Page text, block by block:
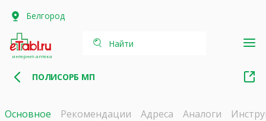
Белгород
интернет-аптека
Найти
ПОЛИСОРБ МП
Основное Рекомендации Адреса Аналоги